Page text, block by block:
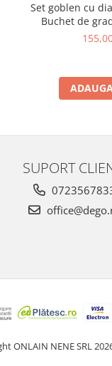
Set goblen cu
Buchet de
SUPORT
ONLAIN NENE SRL